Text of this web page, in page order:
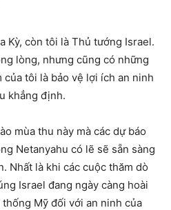
Kỳ, còn tôi là Thủ tướng Israel.
lòng, nhưng cũng có những
tôi là bảo vệ lợi ích an ninh
khẳng định.
mùa thu này mà các dự báo
Netanyahu có lẽ sẽ sẵn sàng
Nhất là khi các cuộc thăm dò
Israel đang ngày càng hoài
Mỹ đối với an ninh của